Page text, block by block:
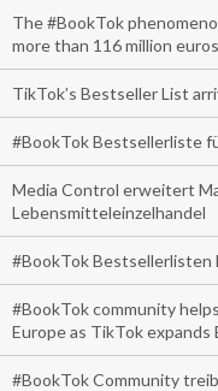
The #BookTok
more than 116 million
TikTok’s Bestseller List
#BookTok Bestsellerliste
Media Control erweitert
Lebensmitteleinzelhandel
#BookTok Bestsellerlisten
#BookTok community
Europe as TikTok expands
#BookTok Community